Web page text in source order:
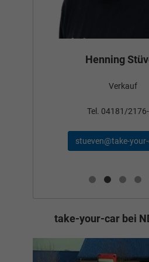
Henning
Verkauf
Tel. 04181/
stueven@take-
take-your-car bei